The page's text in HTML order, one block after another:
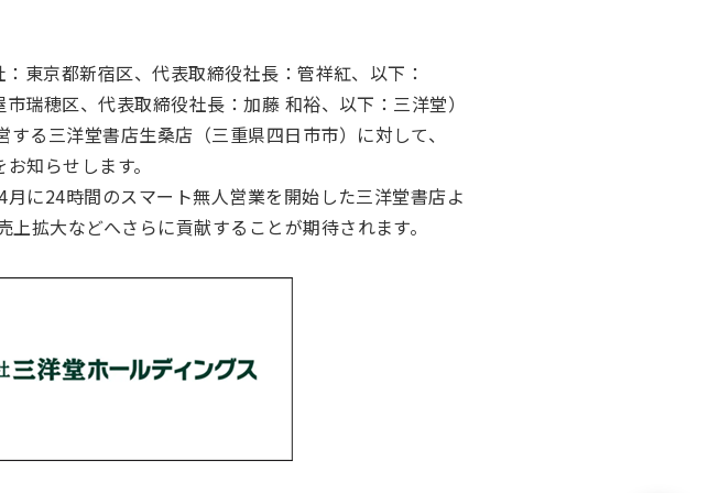
東京都新宿区、代表取締役社長：管祥紅、以下：
瑞穂区、代表取締役社長：加藤 和裕、以下：三洋堂）
る三洋堂書店生桑店（三重県四日市市）に対して、
知らせします。
に24時間のスマート無人営業を開始した三洋堂書店よ
拡大などへさらに貢献することが期待されます。